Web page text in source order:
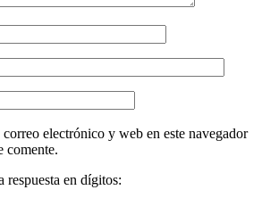
electrónico y web en este navegador
comente.
respuesta en dígitos: